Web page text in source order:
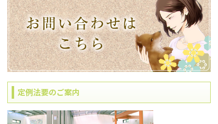
定例法要のご案内